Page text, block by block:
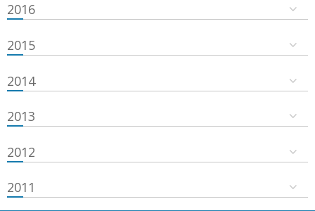
2016
2015
2014
2013
2012
2011